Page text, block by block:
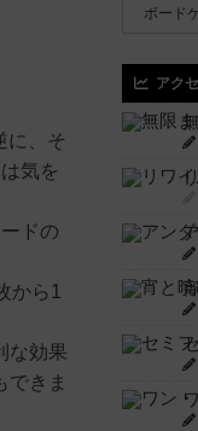
に、そ
気を
ドの
から1
な効果
できま
ボード
アク